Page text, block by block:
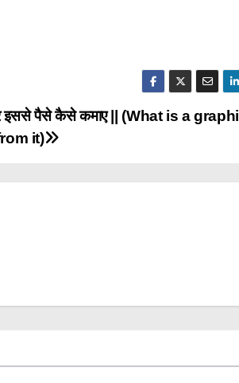
और इससे पैसे कैसे कमाए || (What is a
it)